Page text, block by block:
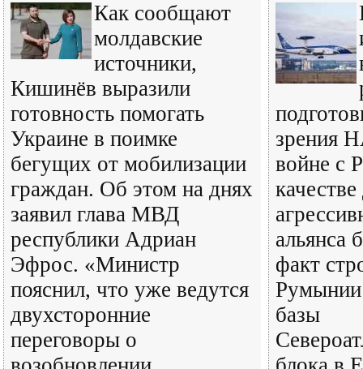
Как сообщают
молдавские
источники,
Кишинёв выразили
готовность помогать
Украине в поимке
бегущих от мобилизации
граждан. Об этом на днях
заявил глава МВД
республики Адриан
Эфрос. «Министр
пояснил, что уже ведутся
двухсторонние
переговоры о
зрения
войне с
качестве
альянса
факт
базы